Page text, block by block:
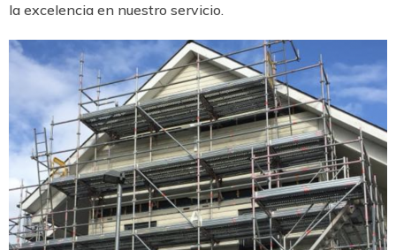
la excelencia en nuestro servicio.